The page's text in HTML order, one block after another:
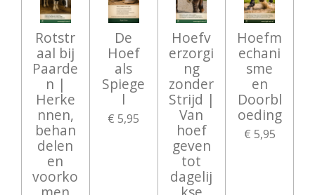
Rotstr
aal bij
Paarde
n |
Herke
nnen,
behan
delen
en
voorko
De
Hoef
als
Spiege
l
€ 5,95
Hoefv
erzorgi
ng
zonder
Strijd |
Van
hoef
geven
tot
dagelij
Hoefm
echani
sme
en
Doorbl
oeding
€ 5,95